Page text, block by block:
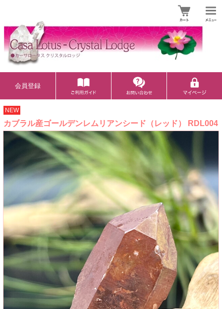
会員登録
NEW
カブラル産ゴールデンレムリアンシード（レッド） RDL004